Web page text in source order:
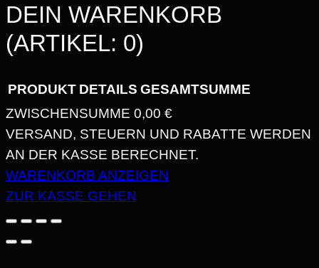
DEIN WARENKORB
(ARTIKEL: 0)
PRODUKTE
IM
WARENKORB
PRODUKT DETAILS GESAMTSUMME
ZWISCHENSUMME 0,00 €
VERSAND, STEUERN UND RABATTE WERDEN
AN DER KASSE BERECHNET.
WARENKORB ANZEIGEN
ZUR KASSE GEHEN